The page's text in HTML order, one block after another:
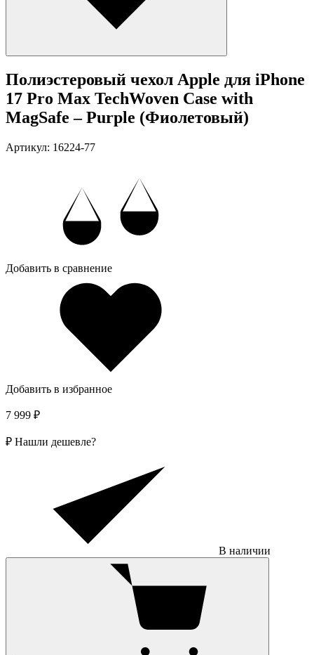
Полиэстеровый чехол Apple для iPhone
17 Pro Max TechWoven Case with
MagSafe – Purple (Фиолетовый)
Артикул: 16224-77
Добавить в сравнение
Добавить в избранное
7 999 ₽
₽ Нашли дешевле?
В наличии